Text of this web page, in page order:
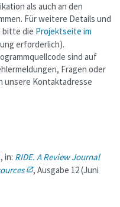
als auch an den
Für weitere Details und
bitte die Projektseite im
erforderlich).
sind auf
Fragen oder
unsere Kontaktadresse
, in: RIDE. A Review Journal
, Ausgabe 12 (Juni